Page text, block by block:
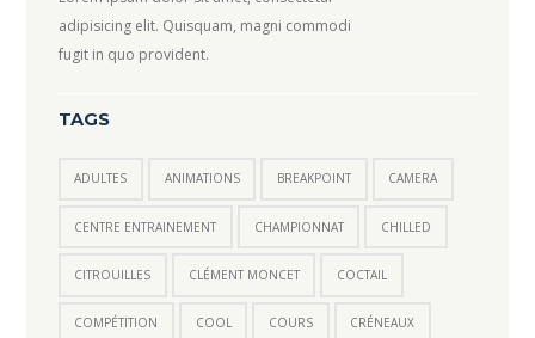
adipisicing elit. Quisquam, magni commodi
fugit in quo provident.
TAGS
ADULTES ANIMATIONS BREAKPOINT CAMERA
CENTRE ENTRAINEMENT CHAMPIONNAT CHILLED
CITROUILLES CLÉMENT MONCET COCTAIL
COMPÉTITION COOL COURS CRÉNEAUX